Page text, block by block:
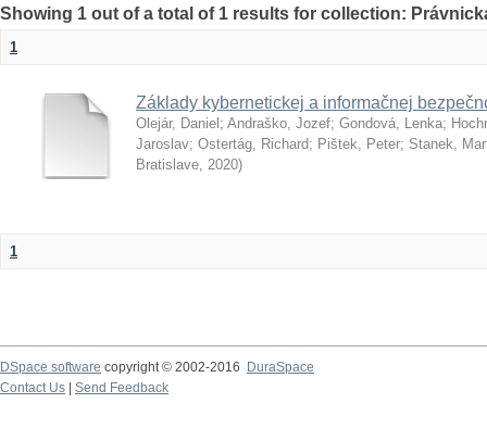
Showing 1 out of a total of 1 results for collection:
1
Základy kybernetickej a informačnej
Olejár, Daniel ; Andraško, Jozef; Gondová, Lenka;
Jaroslav; Ostertág, Richard; Pištek, Peter; Stanek,
Bratislave, 2020)
1
DSpace software copyright © 2002-2016
DuraSpace
Contact Us
Send Feedback